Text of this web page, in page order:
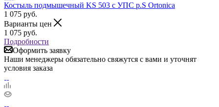
Костыль подмышечный KS 503 с УПС р.S Ortonica
1 075 руб.
Варианты цен
1 075 руб.
Подробности
Оформить заявку
Наши менеджеры обязательно свяжутся с вами и уточнят
условия заказа